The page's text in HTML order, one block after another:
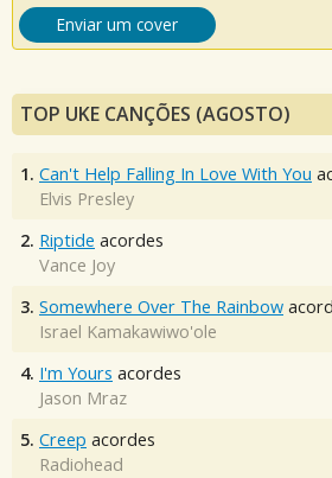
Enviar um cover
TOP UKE CANÇÕES (AGOSTO)
1. Can't Help Falling In Love With You
Elvis Presley
2. Riptide acordes
Vance Joy
3. Somewhere Over The Rainbow
Israel Kamakawiwo'ole
4. I'm Yours acordes
Jason Mraz
5. Creep acordes
Radiohead